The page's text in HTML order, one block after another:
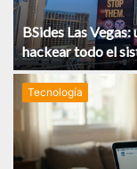
BSides Las
hackear todo el
Tecnologí­a